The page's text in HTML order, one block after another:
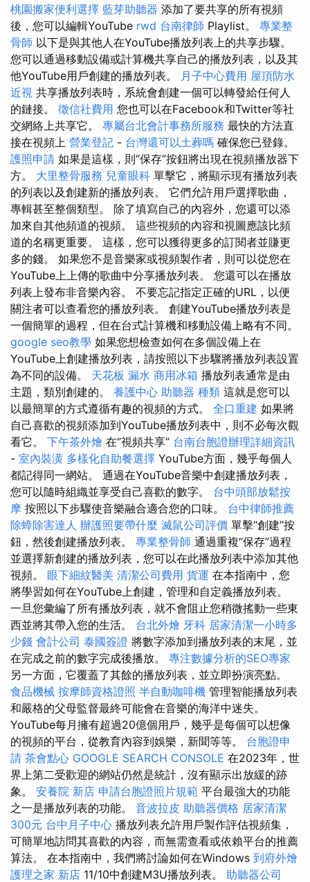
桃園搬家便利選擇 藍芽助聽器 添加了要共享的所有視頻
後，您可以編輯YouTube rwd 台南律師 Playlist。 專業整
骨師 以下是與其他人在YouTube播放列表上的共享步驟。
您可以通過移動設備或計算機共享自己的播放列表，以及其
他YouTube用戶創建的播放列表。 月子中心費用 屋頂防水
近視 共享播放列表時，系統會創建一個可以轉發給任何人
的鏈接。 徵信社費用 您也可以在Facebook和Twitter等社
交網絡上共享它。 專屬台北會計事務所服務 最快的方法直
接在視頻上 營業登記 - 台灣還可以土葬嗎 確保您已登錄。
護照申請 如果是這樣，則“保存”按鈕將出現在視頻播放器下
方。 大里整骨服務 兒童眼科 單擊它，將顯示現有播放列表
的列表以及創建新的播放列表。 它們允許用戶選擇歌曲，
專輯甚至整個類型。 除了填寫自己的內容外，您還可以添
加來自其他頻道的視頻。 這些視頻的內容和視圖應該比頻
道的名稱更重要。 這樣，您可以獲得更多的訂閱者並賺更
多的錢。 如果您不是音樂家或視頻製作者，則可以從您在
YouTube上上傳的歌曲中分享播放列表。 您還可以在播放
列表上發布非音樂內容。 不要忘記指定正確的URL，以便
關注者可以查看您的播放列表。 創建YouTube播放列表是
一個簡單的過程，但在台式計算機和移動設備上略有不同。
google seo教學 如果您想檢查如何在多個設備上在
YouTube上創建播放列表，請按照以下步驟將播放列表設置
為不同的設備。 天花板 漏水 商用冰箱 播放列表通常是由
主題，類別創建的。 養護中心 助聽器 種類 這就是您可以
以最簡單的方式遵循有趣的視頻的方式。 全口重建 如果將
自己喜歡的視頻添加到YouTube播放列表中，則不必每次觀
看它。 下午茶外燴 在“視頻共享” 台南台胞證辦理詳細資訊
- 室內裝潢 多樣化自助餐選擇 YouTube方面，幾乎每個人
都記得同一網站。 通過在YouTube音樂中創建播放列表，
您可以隨時組織並享受自己喜歡的數字。 台中頭部放鬆按
摩 按照以下步驟使音樂融合適合您的口味。 台中律師推薦
除蟑除害達人 辦護照要帶什麼 滅鼠公司評價 單擊“創建”按
鈕，然後創建播放列表。 專業整骨師 通過重複“保存”過程
並選擇新創建的播放列表，您可以在此播放列表中添加其他
視頻。 眼下細紋醫美 清潔公司費用 貨運 在本指南中，您
將學習如何在YouTube上創建，管理和自定義播放列表。
一旦您彙編了所有播放列表，就不會阻止您稍微搖動一些東
西並將其帶入您的生活。 台北外燴 牙科 居家清潔一小時多
少錢 會計公司 泰國簽證 將數字添加到播放列表的末尾，並
在完成之前的數字完成後播放。 專注數據分析的SEO專家
另一方面，它覆蓋了其餘的播放列表，並立即扮演亮點。
食品機械 按摩師資格證照 半自動咖啡機 管理智能播放列表
和嚴格的父母監督最終可能會在音樂的海洋中迷失。
YouTube每月擁有超過20億個用戶，幾乎是每個可以想像
的視頻的平台，從教育內容到娛樂，新聞等等。 台胞證申
請 茶會點心 GOOGLE SEARCH CONSOLE 在2023年，世
界上第二受歡迎的網站仍然是統計，沒有顯示出放緩的跡
象。 安養院 新店 申請台胞證照片規範 平台最強大的功能
之一是播放列表的功能。 音波拉皮 助聽器價格 居家清潔
300元 台中月子中心 播放列表允許用戶製作評估視頻集，
可簡單地訪問其喜歡的內容，而無需查看或依賴平台的推薦
算法。 在本指南中，我們將討論如何在Windows 到府外燴
護理之家 新店 11/10中創建M3U播放列表。 助聽器公司